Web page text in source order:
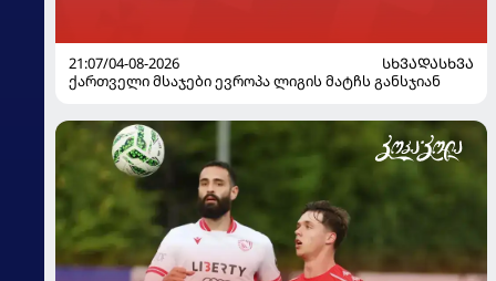
21:07/04-08-2026
ᲡᲮᲕᲐᲓᲐᲡᲮᲕᲐ
ქართველი მსაჯები ევროპა ლიგის მატჩს განსჯიან